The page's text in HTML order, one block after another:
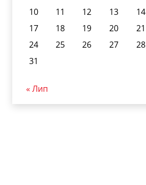
10
11 12 13 14
17
18 19 20 21
24
25 26 27 28
31
« Лип